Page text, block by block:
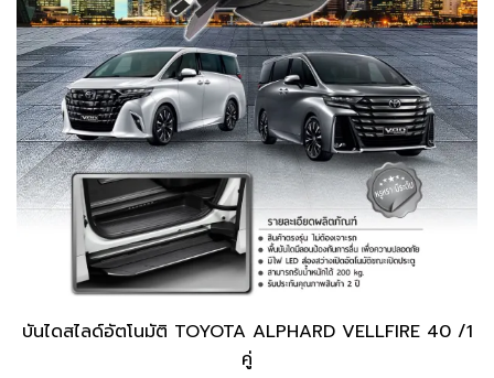
บันไดสไลด์อัตโนมัติ TOYOTA ALPHARD VELLFIRE 40 /1
คู่